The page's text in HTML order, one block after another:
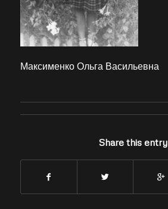
Максименко Ольга Васильевна
Share this entry